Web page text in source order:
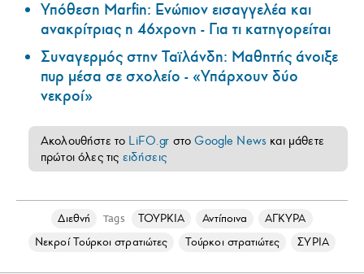
Υπόθεση Marfin: Ενώπιον εισαγγελέα και
ανακρίτριας η 46χρονη - Για τι κατηγορείται
Συναγερμός στην Ταϊλάνδη: Μαθητής άνοιξε
πυρ μέσα σε σχολείο - «Υπάρχουν δύο
νεκροί»
Ακολουθήστε το LiFO.gr στοGoogle News και μάθετε
πρώτοι όλες τις ειδήσεις
Διεθνή Tags ΤΟΥΡΚΙΑ Αντίποινα
ΑΓΚΥΡΑ
Νεκροί Τούρκοι στρατιώτες
Τούρκοι στρατιώτες ΣΥΡΙΑ